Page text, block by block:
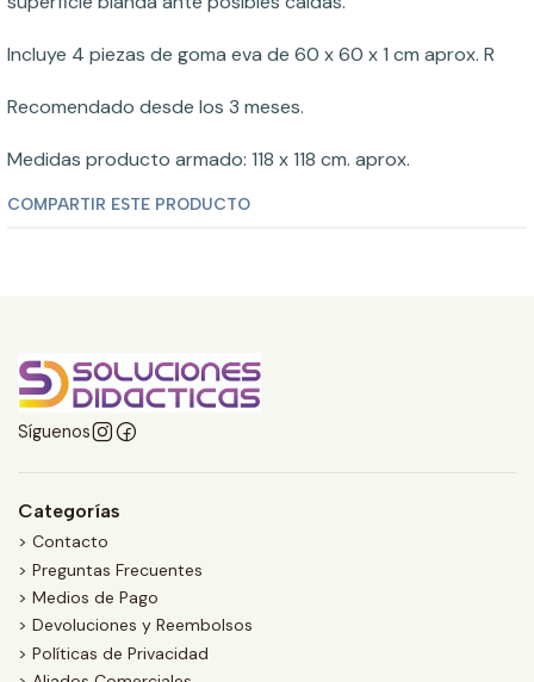
Incluye 4 piezas de goma eva de 60 x 60 x 1 cm aprox. R
Recomendado desde los 3 meses.
Medidas producto armado: 118 x 118 cm. aprox.
COMPARTIR ESTE PRODUCTO
Síguenos
Categorías
> Contacto
> Preguntas Frecuentes
> Medios de Pago
> Devoluciones y Reembolsos
> Políticas de Privacidad